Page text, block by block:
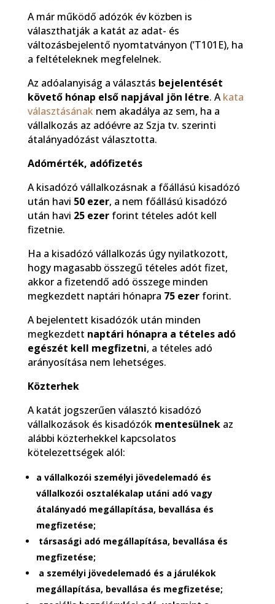
A már működő adózók év közben is
választhatják a katát az adat- és
változásbejelentő nyomtatványon (’T101E), ha
a feltételeknek megfelelnek.
Az adóalanyiság a választás bejelentését
követő hónap első napjával jön létre. Akata
választásánaknem akadálya az sem, ha a
vállalkozás az adóévre az Szja tv. szerinti
átalányadózást választotta.
Adómérték, adófizetés
A kisadózó vállalkozásnak a főállású kisadózó
után havi 50 ezer, a nem főállású kisadózó
után havi 25 ezerforint tételes adót kell
fizetnie.
Ha a kisadózó vállalkozás úgy nyilatkozott,
hogy magasabb összegű tételes adót fizet,
akkor a fizetendő adó összege minden
megkezdett naptári hónapra 75 ezerforint.
A bejelentett kisadózók után minden
megkezdett naptári hónapra a tételes adó
egészét kell megfizetni, a tételes adó
arányosítása nem lehetséges.
Közterhek
A katát jogszerűen választó kisadózó
vállalkozások és kisadózók mentesülnekaz
alábbi közterhekkel kapcsolatos
kötelezettségek alól:
a vállalkozói személyi jövedelemadó és
vállalkozói osztalékalap utáni adó vagy
átalányadó megállapítása, bevallása és
megfizetése;
társasági adó megállapítása, bevallása és
megfizetése;
a személyi jövedelemadó és a járulékok
megállapítása, bevallása és megfizetése;